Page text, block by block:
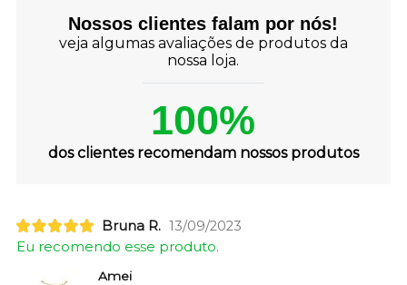
Nossos clientes falam por nós!
veja algumas avaliações de produtos da
nossa loja.
100%
dos clientes recomendam nossos produtos
Bruna R. 13/09/2023
Eu recomendo esse produto.
Amei